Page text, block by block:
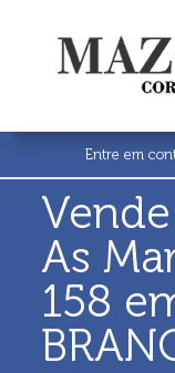
Entre em
As
158